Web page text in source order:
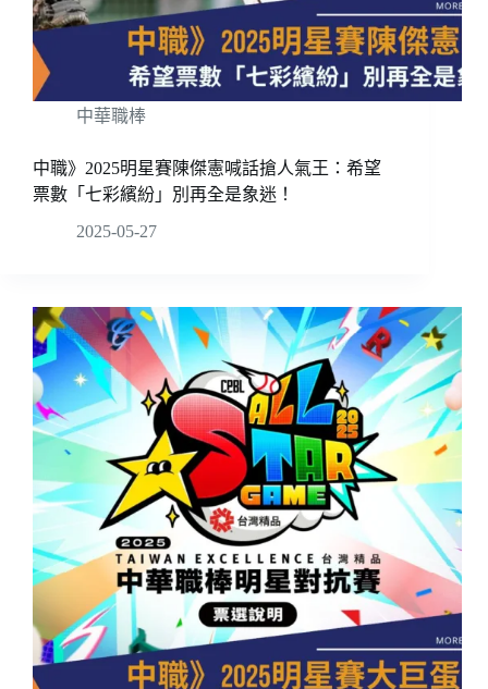
中華職棒
中職》2025明星賽陳傑憲喊話搶人氣王：希望
票數「七彩繽紛」別再全是象迷！
2025-05-27